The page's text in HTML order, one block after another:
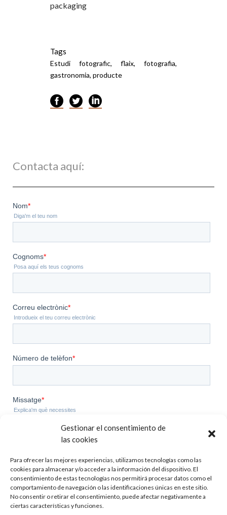
Gestionar el consentimiento de
las cookies
Para ofrecer las mejores experiencias, utilizamos tecnologías como las
cookies para almacenar y/o acceder a la información del dispositivo. El
consentimiento de estas tecnologías nos permitirá procesar datos como el
comportamiento de navegación o las identificaciones únicas en este sitio.
No consentir o retirar el consentimiento, puede afectar negativamente a
ciertas características y funciones.
packaging
Tags
Estudi fotografic, flaix, fotografia,
gastronomia, producte
Contacta aquí: